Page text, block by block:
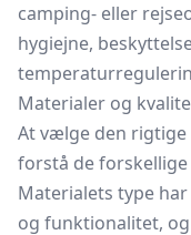
camping- eller
hygiejne,
Materialer og
At vælge den rigtige
forstå de
Materialets type
og funktionalitet,